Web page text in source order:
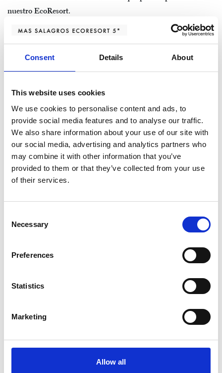
Consent Details About
This website uses cookies
We use cookies to personalise content and ads, to
provide social media features and to analyse our traffic.
We also share information about your use of our site with
our social media, advertising and analytics partners who
may combine it with other information that you’ve
provided to them or that they’ve collected from your use
of their services.
Selection
Necessary
Preferences
Statistics
Marketing
Allow all
nuestro EcoResort.
Disfruta nadando bajo los cálidos rayos del sol en las
Deja que los niños se diviertan en el
Mini Clubo en la
Practica
para relajar tu cuerpo y mente rodeado de los
con los 5 sentidos a través de la actividad de los
Baños de
Bosque.
Si quieres saber más sobre ecoturismo en España y la
cocina ecológica , puedes descubrir una forma diferente de
elaborar la comida en lasclases de cocinacon nuestro
Para conocer a fondo la zona, te recomendamos hacer una
reservar una de nuestras
para recorrer
Además, todos los viernes a las 21:30 podrás disfrutar de
Relájate en la naturaleza
Baths Vallromanes.Un espacio dedicado al bienestar del que
salir completamente renovado.